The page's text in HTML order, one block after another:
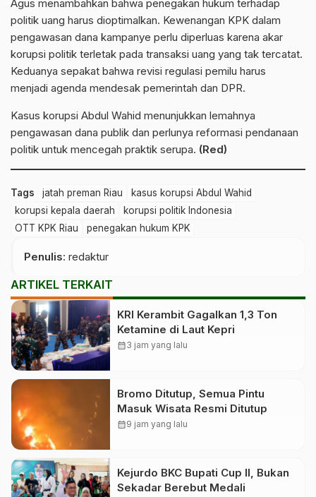
Agus menambahkan bahwa penegakan hukum terhadap
politik uang harus dioptimalkan. Kewenangan KPK dalam
pengawasan dana kampanye perlu diperluas karena akar
korupsi politik terletak pada transaksi uang yang tak tercatat.
Keduanya sepakat bahwa revisi regulasi pemilu harus
menjadi agenda mendesak pemerintah dan DPR.
Kasus korupsi Abdul Wahid menunjukkan lemahnya
pengawasan dana publik dan perlunya reformasi pendanaan
politik untuk mencegah praktik serupa. (Red)
Tags jatah preman Riau
kasus korupsi Abdul Wahid
korupsi kepala daerah
korupsi politik Indonesia
OTT KPK Riau
penegakan hukum KPK
Penulis: redaktur
ARTIKEL TERKAIT
KRI Kerambit Gagalkan 1,3 Ton
Ketamine di Laut Kepri
calendar_month3 jam yang lalu
Bromo Ditutup, Semua Pintu
Masuk Wisata Resmi Ditutup
calendar_month9 jam yang lalu
Kejurdo BKC Bupati Cup II, Bukan
Sekadar Berebut Medali